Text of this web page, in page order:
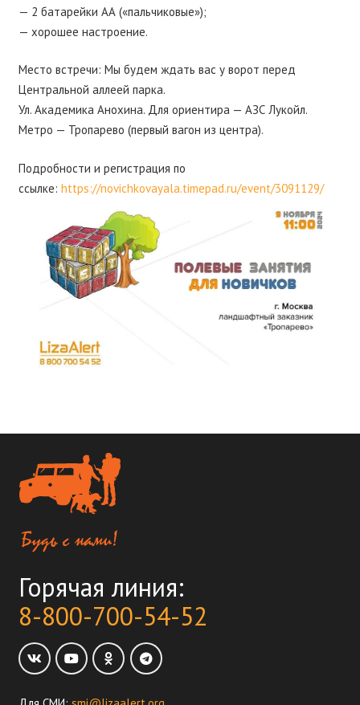
— 2 батарейки АА («пальчиковые»);
— хорошее настроение.
Место встречи: Мы будем ждать вас у ворот перед
Центральной аллеей парка.
Ул. Академика Анохина. Для ориентира — АЗС Лукойл.
Метро — Тропарево (первый вагон из центра).
Подробности и регистрация по
ссылке: https://novichkovayala.timepad.ru/event/3091129/
Горячая линия:
8-800-700-54-52